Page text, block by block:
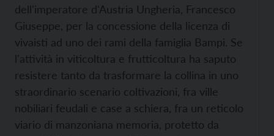
dell'imperatore d'Austria Ungheria, Francesco
Giuseppe, per la concessione della licenza di
vivaisti ad uno dei rami della famiglia Bampi. Se
l'attività in viticoltura e frutticoltura ha saputo
resistere tanto da trasformare la collina in uno
straordinario scenario coltivazioni, fra ville
nobiliari feudali e case a schiera, fra un reticolo
viario di manzoniana memoria, protetto da